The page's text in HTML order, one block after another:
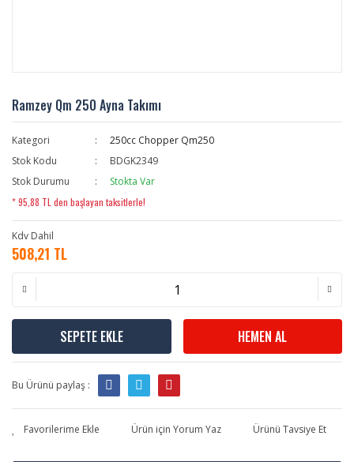
Ramzey Qm 250 Ayna Takımı
Kategori
250cc Chopper Qm250
Stok Kodu
BDGK2349
Stok Durumu
Stokta Var
* 95,88 TL den başlayan taksitlerle!
Kdv Dahil
508,21 TL
SEPETE EKLE HEMEN AL
Bu Ürünü paylaş :
Ürün için Yorum Yaz Ürünü Tavsiye Et